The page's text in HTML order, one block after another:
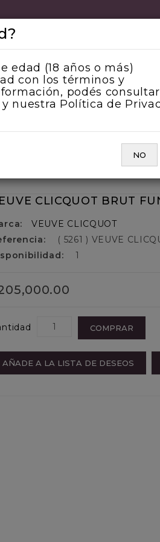
VINO NARANJA
BRUT FUNDA ICE JACKET 750CC
CLICQUOT BRUT
VEUVE CLICQUOT
( 5261 ) VEUVE
1
COMPRAR
AÑADE A LA LISTA DE DESEOS
edad (18 años o más)
con los términos y
podés
nuestra Política de
NO